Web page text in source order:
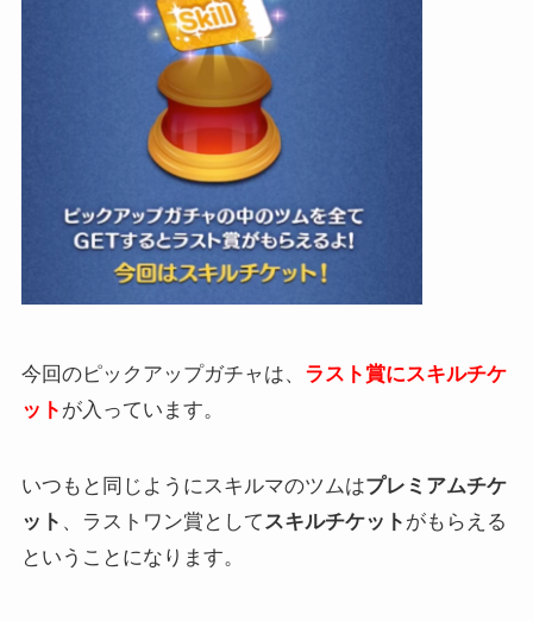
今回のピックアップガチャは、 ラスト賞にスキルチケ
ット が入っています。
いつもと同じようにスキルマのツムはプレミアムチケ
ット 、ラストワン賞としてスキルチケット がもらえる
ということになります。